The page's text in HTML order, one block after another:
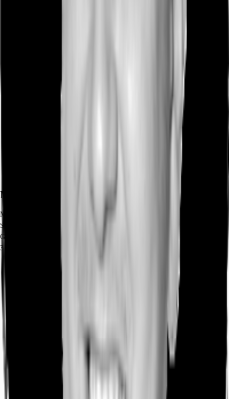
Marktinformationen
Mietmarkt
Schwabing-West, München
Gew. Ø-Miete
31 € / m²